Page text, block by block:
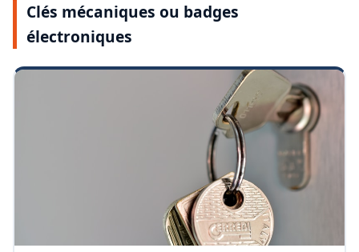
Clés mécaniques ou badges
électroniques